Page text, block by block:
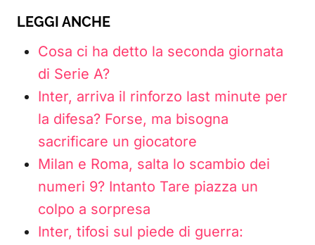
LEGGI ANCHE
Cosa ci ha detto la seconda giornata
di Serie A?
Inter, arriva il rinforzo last minute per
la difesa? Forse, ma bisogna
sacrificare un giocatore
Milan e Roma, salta lo scambio dei
numeri 9? Intanto Tare piazza un
colpo a sorpresa
Inter, tifosi sul piede di guerra: